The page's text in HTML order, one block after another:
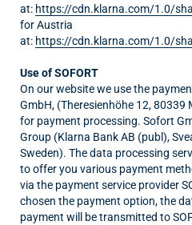
at: https://cdn.klarna.com/1.0/
for Austria
at: https://cdn.klarna.com/1.0/
Use of SOFORT
On our website we use the
GmbH, (Theresienhöhe 12, 80339
for payment processing. Sofort
Group (Klarna Bank AB (publ),
Sweden). The data processing
to offer you various payment
via the payment service provider
chosen the payment option, the
payment will be transmitted to